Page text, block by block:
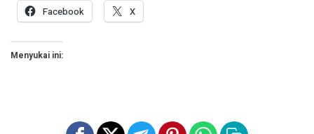
Facebook X
Menyukai ini: